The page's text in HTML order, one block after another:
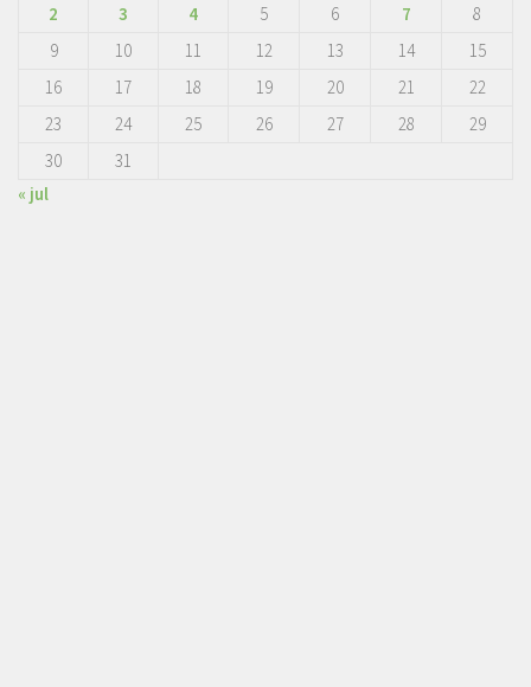
2
3 4 5 6 7
8
9
10 11 12 13 14
15
16
17 18 19 20 21
22
23
24 25 26 27 28
29
30
31
« jul